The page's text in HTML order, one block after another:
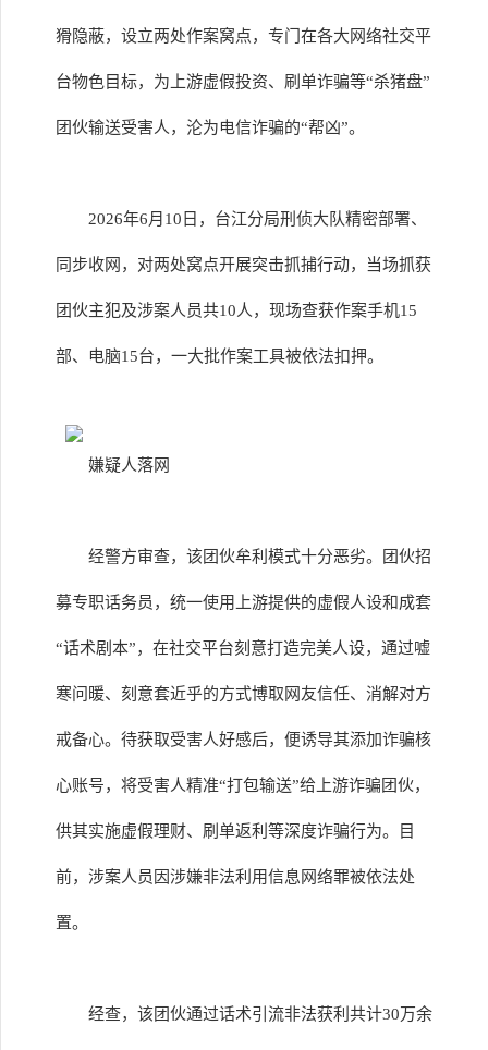
猾隐蔽，设立两处作案窝点，专门在各大网络社交平
台物色目标，为上游虚假投资、刷单诈骗等“杀猪盘”
团伙输送受害人，沦为电信诈骗的“帮凶”。
2026年6月10日，台江分局刑侦大队精密部署、
同步收网，对两处窝点开展突击抓捕行动，当场抓获
团伙主犯及涉案人员共10人，现场查获作案手机15
部、电脑15台，一大批作案工具被依法扣押。
嫌疑人落网
经警方审查，该团伙牟利模式十分恶劣。团伙招
募专职话务员，统一使用上游提供的虚假人设和成套
“话术剧本”，在社交平台刻意打造完美人设，通过嘘
寒问暖、刻意套近乎的方式博取网友信任、消解对方
戒备心。待获取受害人好感后，便诱导其添加诈骗核
心账号，将受害人精准“打包输送”给上游诈骗团伙，
供其实施虚假理财、刷单返利等深度诈骗行为。目
前，涉案人员因涉嫌非法利用信息网络罪被依法处
置。
经查，该团伙通过话术引流非法获利共计30万余